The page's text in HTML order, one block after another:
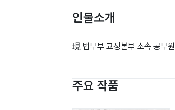
인물소개
現 법무부 교정본부 소속 공무원
주요 작품